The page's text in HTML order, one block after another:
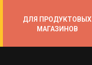
ДЛЯ ПРОДУКТОВЫХ
МАГАЗИНОВ